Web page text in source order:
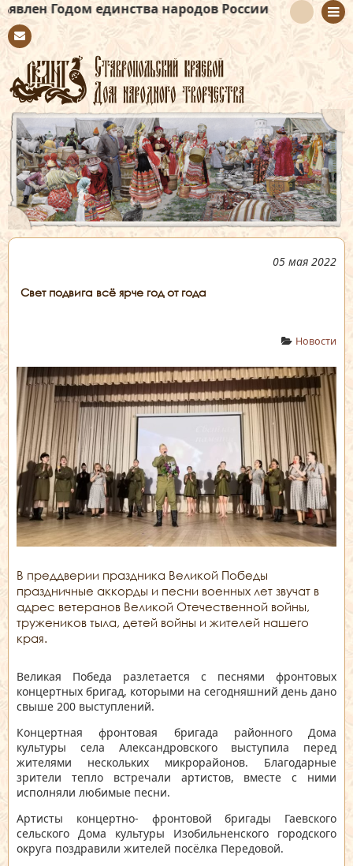
народов России
tact
05 мая 2022
Свет подвига всё ярче год от года
Новости
В преддверии праздника Великой Победы
праздничные аккорды и песни военных лет звучат в
адрес ветеранов Великой Отечественной войны,
тружеников тыла, детей войны и жителей нашего
края.
Великая Победа разлетается с песнями фронтовых
концертных бригад, которыми на сегодняшний день дано
свыше 200 выступлений.
Концертная фронтовая бригада районного Дома
культуры села Александровского выступила перед
жителями нескольких микрорайонов. Благодарные
зрители тепло встречали артистов, вместе с ними
исполняли любимые песни.
Артисты концертно- фронтовой бригады Гаевского
сельского Дома культуры Изобильненского городского
округа поздравили жителей посёлка Передовой.